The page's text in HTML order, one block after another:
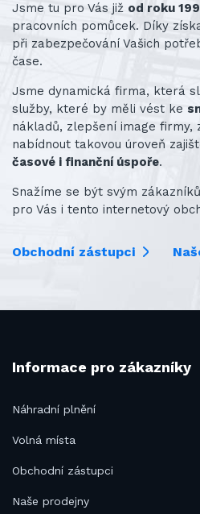
Jsme tu pro Vás již od roku
pracovních pomůcek. Díky
při zabezpečování Vašich
čase.
Jsme dynamická firma, která
služby, které by měli vést ke
nákladů, zlepšení image firmy,
nabídnout takovou úroveň
časové i finanční úspoře.
Snažíme se být svým
pro Vás i tento internetový
Obchodní zástupci
Informace pro zákazníky
Náhradní plnění
Volná místa
Obchodní zástupci
Naše prodejny